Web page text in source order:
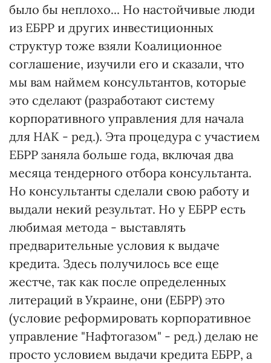
было бы неплохо... Но настойчивые люди
из ЕБРР и других инвестиционных
структур тоже взяли Коалиционное
соглашение, изучили его и сказали, что
мы вам наймем консультантов, которые
это сделают (разработают систему
корпоративного управления для начала
для НАК - ред.). Эта процедура с участием
ЕБРР заняла больше года, включая два
месяца тендерного отбора консультанта.
Но консультанты сделали свою работу и
выдали некий результат. Но у ЕБРР есть
любимая метода - выставлять
предварительные условия к выдаче
кредита. Здесь получилось все еще
жестче, так как после определенных
литераций в Украине, они (ЕБРР) это
(условие реформировать корпоративное
управление "Нафтогазом" - ред.) делаю не
просто условием выдачи кредита ЕБРР, а